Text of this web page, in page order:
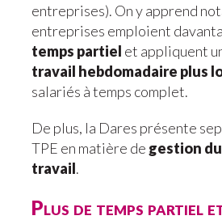
entreprises). On y apprend
entreprises emploient
temps partiel et appliquent
travail hebdomadaire plus
salariés à temps complet.
De plus, la Dares présente
TPE en matière de gestion
travail.
Plus de temps partiel